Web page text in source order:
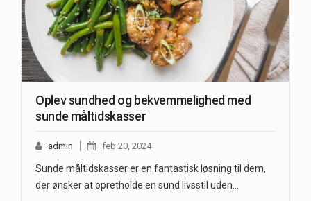
Oplev sundhed og bekvemmelighed med
sunde måltidskasser
admin feb 20, 2024
Sunde måltidskasser er en fantastisk løsning til dem,
der ønsker at opretholde en sund livsstil uden…